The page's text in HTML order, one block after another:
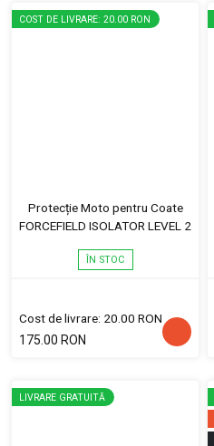
COST DE LIVRARE: 20.00 RON
Protecție Moto pentru Coate
FORCEFIELD ISOLATOR LEVEL 2
ÎN STOC
Cost de livrare: 20.00 RON
175.00 RON
LIVRARE GRATUITĂ